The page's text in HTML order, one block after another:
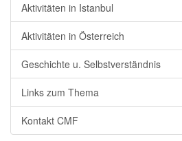
Aktivitäten in Istanbul
Aktivitäten in Österreich
Geschichte u. Selbstverständnis
Links zum Thema
Kontakt CMF